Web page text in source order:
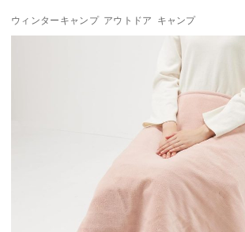
ウィンターキャンプ アウトドア キャンプ